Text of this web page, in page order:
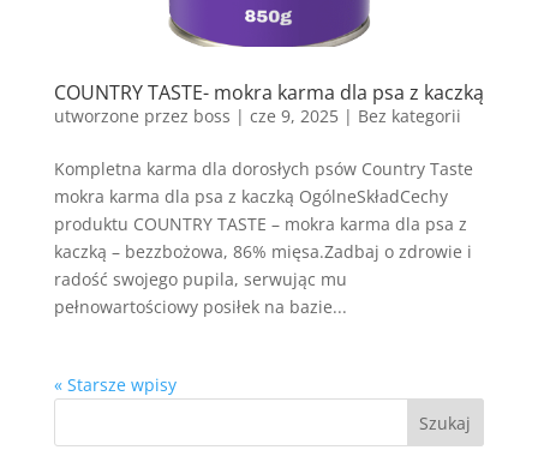
COUNTRY TASTE- mokra karma dla psa z kaczką
utworzone przez boss | cze 9, 2025| Bez kategorii
Kompletna karma dla dorosłych psów Country Taste
mokra karma dla psa z kaczką OgólneSkładCechy
produktu COUNTRY TASTE – mokra karma dla psa z
kaczką – bezzbożowa, 86% mięsa.Zadbaj o zdrowie i
radość swojego pupila, serwując mu
pełnowartościowy posiłek na bazie...
« Starsze wpisy